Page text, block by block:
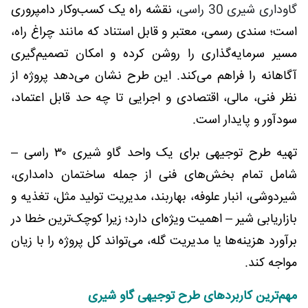
گاوداری شیری 30 راسی
، نقشه راه یک کسب‌وکار دامپروری
است؛ سندی رسمی، معتبر و قابل استناد که مانند چراغ راه،
مسیر سرمایه‌گذاری را روشن کرده و امکان تصمیم‌گیری
آگاهانه را فراهم می‌کند. این طرح نشان می‌دهد پروژه از
نظر فنی، مالی، اقتصادی و اجرایی تا چه حد قابل اعتماد،
سودآور و پایدار است.
تهیه طرح توجیهی برای یک واحد گاو شیری ۳۰ راسی –
شامل تمام بخش‌های فنی از جمله ساختمان دامداری،
شیردوشی، انبار علوفه، بهاربند، مدیریت تولید مثل، تغذیه و
بازاریابی شیر – اهمیت ویژه‌ای دارد؛ زیرا کوچک‌ترین خطا در
برآورد هزینه‌ها یا مدیریت گله، می‌تواند کل پروژه را با زیان
مواجه کند.
مهم‌ترین کاربردهای طرح توجیهی گاو شیری